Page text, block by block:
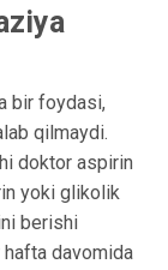
bir foydasi,
qilmaydi.
doktor aspirin
yoki glikolik
berishi
davomida